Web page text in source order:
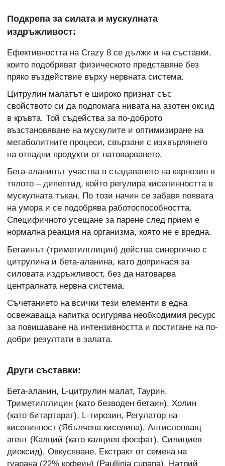
Подкрепа за силата и мускулната
издръжливост:
Ефективността на Crazy 8 се дължи и на съставки,
които подобряват физическото представяне без
пряко въздействие върху нервната система.
Цитрулин малатът е широко признат със
свойството си да подпомага нивата на азотен оксид
в кръвта. Той съдейства за по-доброто
възстановяване на мускулите и оптимизиране на
метаболитните процеси, свързани с изхвърлянето
на отпадни продукти от натоварването.
Бета-аланинът участва в създаването на карнозин в
тялото – дипептид, който регулира киселинността в
мускулната тъкан. По този начин се забавя появата
на умора и се подобрява работоспособността.
Специфичното усещане за парене след прием е
нормална реакция на организма, която не е вредна.
Бетаинът (триметилглицин) действа синергично с
цитрулина и бета-аланина, като допринася за
силовата издръжливост, без да натоварва
централната нервна система.
Съчетанието на всички тези елементи в една
освежаваща напитка осигурява необходимия ресурс
за повишаване на интензивността и постигане на по-
добри резултати в залата.
Други съставки:
Бета-аланин, L-цитрулин малат, Таурин,
Триметилглицин (като безводен бетаин), Холин
(като битартарат), L-тирозин, Регулатор на
киселинност (Ябълчена киселина), Антислепващ
агент (Калций (като калциев фосфат), Силициев
диоксид), Овкусяване, Екстракт от семена на
гуарана (22% кофеин) (Paullinia cupana), Натрий